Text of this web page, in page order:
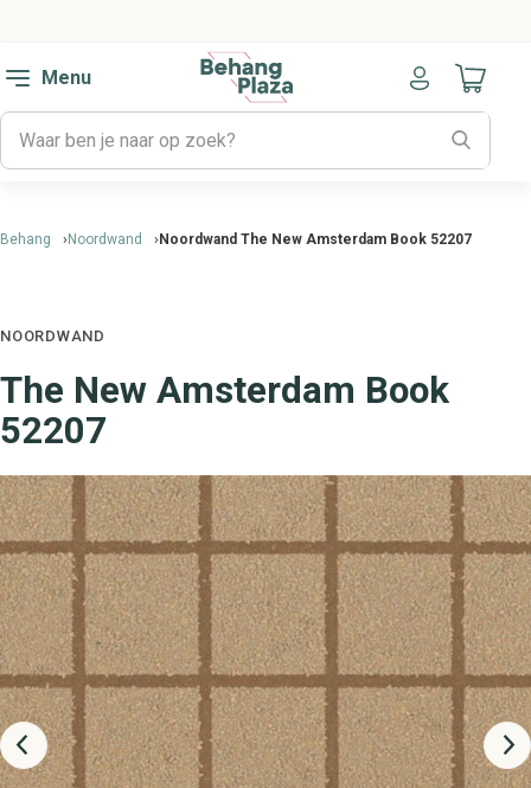
Menu
Naar
Behang Noordwand Noordwand The New Amsterdam Book 52207
NOORDWAND
The New Amsterdam Book
52207